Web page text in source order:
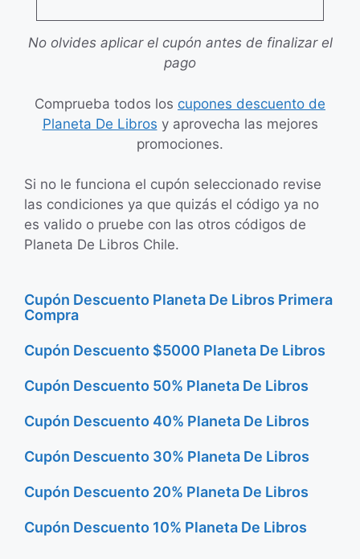
No olvides aplicar el cupón antes de finalizar el
pago
Comprueba todos los cupones descuento de
Planeta De Libros y aprovecha las mejores
promociones.
Si no le funciona el cupón seleccionado revise
las condiciones ya que quizás el código ya no
es valido o pruebe con las otros códigos de
Planeta De Libros Chile.
Cupón Descuento Planeta De Libros Primera
Compra
Cupón Descuento $5000 Planeta De Libros
Cupón Descuento 50% Planeta De Libros
Cupón Descuento 40% Planeta De Libros
Cupón Descuento 30% Planeta De Libros
Cupón Descuento 20% Planeta De Libros
Cupón Descuento 10% Planeta De Libros